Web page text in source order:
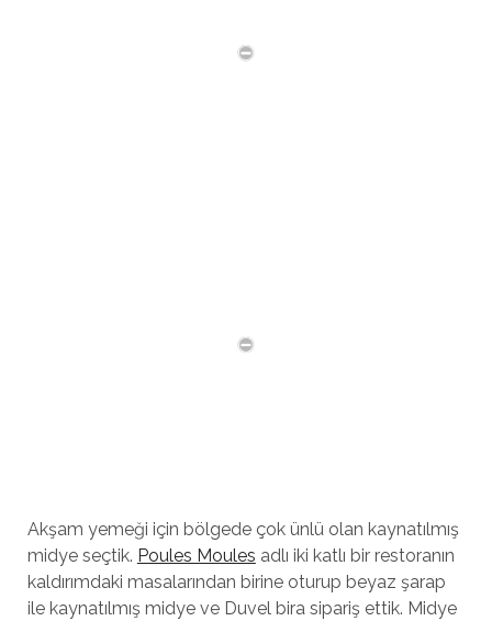
Akşam yemeği için bölgede çok ünlü olan kaynatılmış
midye seçtik. Poules Moules adlı iki katlı bir restoranın
kaldırımdaki masalarından birine oturup beyaz şarap
ile kaynatılmış midye ve Duvel bira sipariş ettik. Midye